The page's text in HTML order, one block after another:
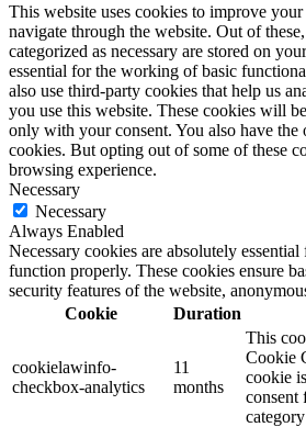
This website uses cookies to improve
navigate through the website. Out of
categorized as necessary are stored on
essential for the working of basic
also use third-party cookies that help us
you use this website. These cookies will
only with your consent. You also have the
cookies. But opting out of some of these
browsing experience.
Necessary
Necessary
Always Enabled
Necessary cookies are absolutely
function properly. These cookies ensure
security features of the website,
Cookie
Duration
cookielawinfo-
checkbox-analytics
11
months
This
Cookie
cookie
consent